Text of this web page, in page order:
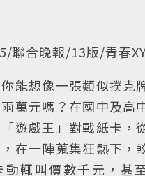
聯合晚報/13版/青春
你能想像一張類似撲克
萬元嗎？在國中及高
遊戲王」對戰紙卡，
在一陣蒐集狂熱下，
動輒叫價數千元，甚